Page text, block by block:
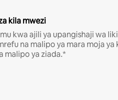
kila mwezi
kwa ajili ya upangishaji wa
na malipo ya mara moja ya
malipo ya ziada.*